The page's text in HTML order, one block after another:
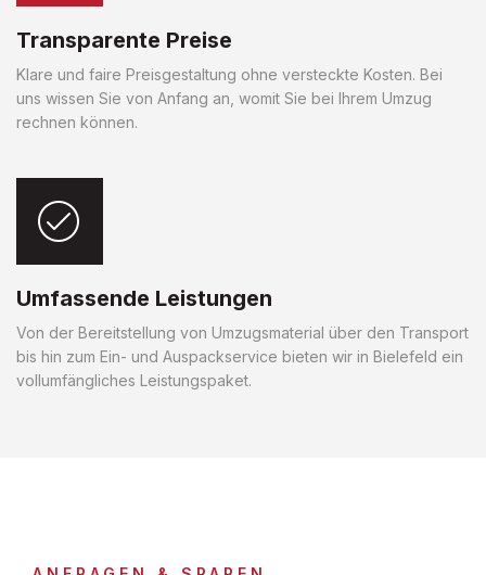
Transparente Preise
Klare und faire Preisgestaltung ohne versteckte Kosten. Bei
uns wissen Sie von Anfang an, womit Sie bei Ihrem Umzug
rechnen können.
Umfassende Leistungen
Von der Bereitstellung von Umzugsmaterial über den Transport
bis hin zum Ein- und Auspackservice bieten wir in Bielefeld ein
vollumfängliches Leistungspaket.